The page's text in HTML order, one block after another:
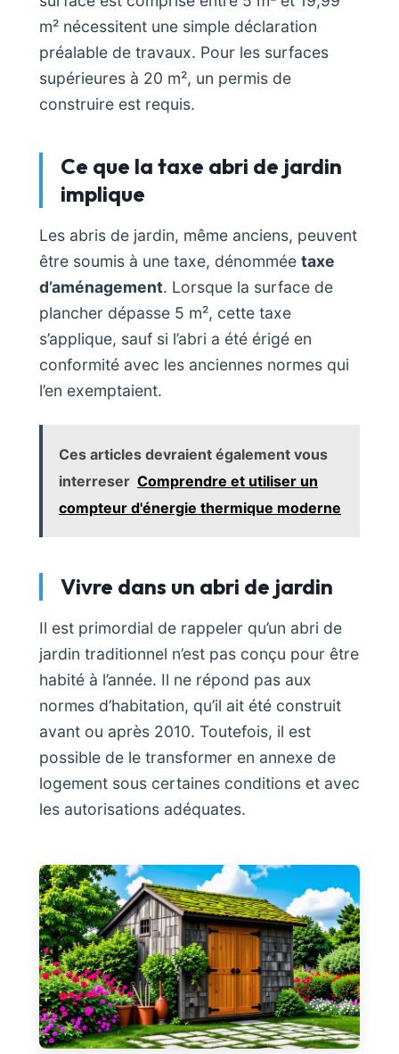
m² nécessitent une simple déclaration
préalable de travaux. Pour les surfaces
supérieures à 20 m², un permis de
construire est requis.
Ce que la taxe abri de jardin
implique
Les abris de jardin, même anciens, peuvent
être soumis à une taxe, dénommée taxe
d’aménagement. Lorsque la surface de
plancher dépasse 5 m², cette taxe
s’applique, sauf si l’abri a été érigé en
conformité avec les anciennes normes qui
l’en exemptaient.
Ces articles devraient également vous
interreser Comprendre et utiliser un
compteur d'énergie thermique moderne
Vivre dans un abri de jardin
Il est primordial de rappeler qu’un abri de
jardin traditionnel n’est pas conçu pour être
habité à l’année. Il ne répond pas aux
normes d’habitation, qu’il ait été construit
avant ou après 2010. Toutefois, il est
possible de le transformer en annexe de
logement sous certaines conditions et avec
les autorisations adéquates.